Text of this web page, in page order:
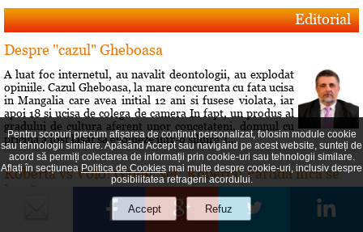
Editorial
Despre "cazul" Gheboasa
A luat foc internetul, au navalit deontologii, au explodat
opiniile. Cazul Gheboasa, la mare concurenta cu fata ucisa
in Mangalia care avea initial 12 ani si fusese violata, iar
apoi 18 si ucisa de colega de camera In fapt, un produs al
gradului de cultura aferent unor concetateni, domnul cu
pricina a fost lasat sa evolueze intr-o siluire a...
Roberta vs Volo! Game, set: Roberta! Partida încă se
joacă...
Conflictele dintre Roberta Anastase şi Andrei Volosevici
Pentru scopuri precum afișarea de conținut personalizat, folosim module cookie
sau tehnologii similare. Apăsând Accept sau navigând pe acest website, sunteți de
acord să permiți colectarea de informații prin cookie-uri sau tehnologii similare.
Aflați în secțiunea Politica de Cookies mai multe despre cookie-uri, inclusiv despre
posibilitatea retragerii acordului.